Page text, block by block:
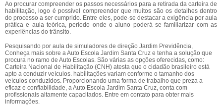
Ao procurar compreender os passos necessários para a retirada da carteira de
habilitação, logo é possível compreender que muitos são os detalhes dentro
do processo a ser cumprido. Entre eles, pode-se destacar a exigência por aula
prática e aula teórica, período onde o aluno poderá se familiarizar com as
experiências do trânsito.
Pesquisando por aula de simuladores de direção Jardim Previdência,
Conheça mais sobre a Auto Escola Jardim Santa Cruz e tenha a solução que
procura no ramo de Auto Escolas. São várias as opções oferecidas, como:
Carteira Nacional de Habilitação (CNH) atesta que o cidadão brasileiro está
apto a conduzir veículos. habilitações variam conforme o tamanho dos
veículos conduzidos. Proporcionando uma forma de trabalho que preza a
eficaz e confiabilidade, a Auto Escola Jardim Santa Cruz, conta com
profissionais altamente capacitados. Entre em contato para obter mais
informações.